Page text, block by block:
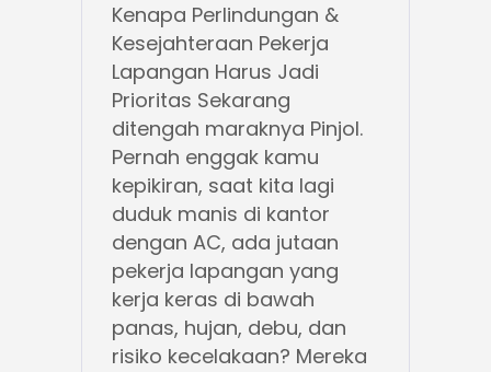
Kenapa Perlindungan &
Kesejahteraan Pekerja
Lapangan Harus Jadi
Prioritas Sekarang
ditengah maraknya Pinjol.
Pernah enggak kamu
kepikiran, saat kita lagi
duduk manis di kantor
dengan AC, ada jutaan
pekerja lapangan yang
kerja keras di bawah
panas, hujan, debu, dan
risiko kecelakaan? Mereka